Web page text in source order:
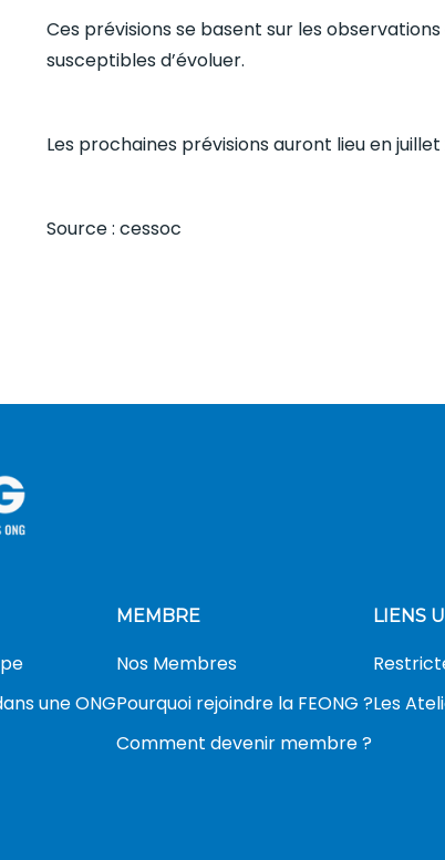
Ces prévisions se basent sur les
susceptibles d’évoluer.
Les prochaines prévisions auront lieu en juillet
Source : cessoc
une ONG
MEMBRE
Nos Membres
Pourquoi rejoindre la FEONG ?
Comment devenir membre ?
LIENS
Les